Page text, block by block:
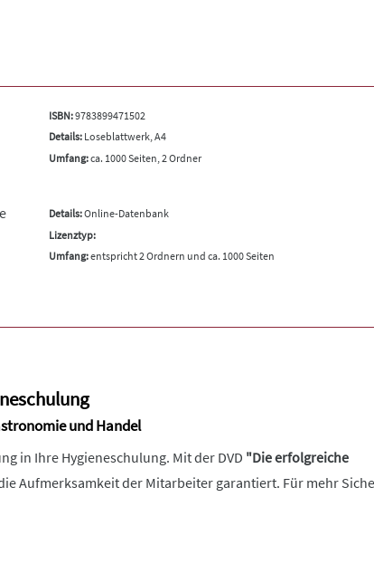
ISBN:9783899471502
Details:Loseblattwerk, A4
Umfang:ca. 1000 Seiten, 2 Ordner
Details:Online-Datenbank
Lizenztyp:
Umfang:entspricht 2 Ordnern und ca. 1000 Seiten
und Handel
in Ihre Hygieneschulung. Mit der DVD "Die erfolgreiche
Aufmerksamkeit der Mitarbeiter garantiert. Für mehr